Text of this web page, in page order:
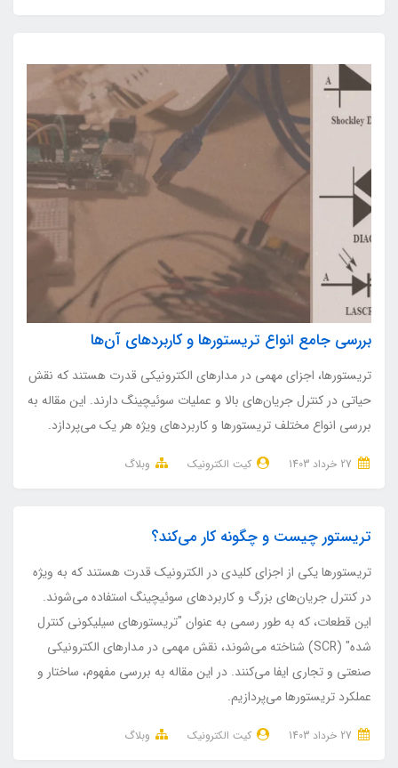
بررسی جامع انواع تریستورها و کاربردهای آن‌ها
تریستورها، اجزای مهمی در مدارهای الکترونیکی قدرت هستند که نقش
حیاتی در کنترل جریان‌های بالا و عملیات سوئیچینگ دارند. این مقاله به
بررسی انواع مختلف تریستورها و کاربردهای ویژه هر یک می‌پردازد.
کیت الکترونیک وبلاگ
تریستور چیست و چگونه کار می‌کند؟
تریستورها یکی از اجزای کلیدی در الکترونیک قدرت هستند که به ویژه
در کنترل جریان‌های بزرگ و کاربردهای سوئیچینگ استفاده می‌شوند.
این قطعات، که به طور رسمی به عنوان "تریستورهای سیلیکونی کنترل
شده" (SCR) شناخته می‌شوند، نقش مهمی در مدارهای الکترونیکی
صنعتی و تجاری ایفا می‌کنند. در این مقاله به بررسی مفهوم، ساختار و
عملکرد تریستورها می‌پردازیم.
کیت الکترونیک وبلاگ